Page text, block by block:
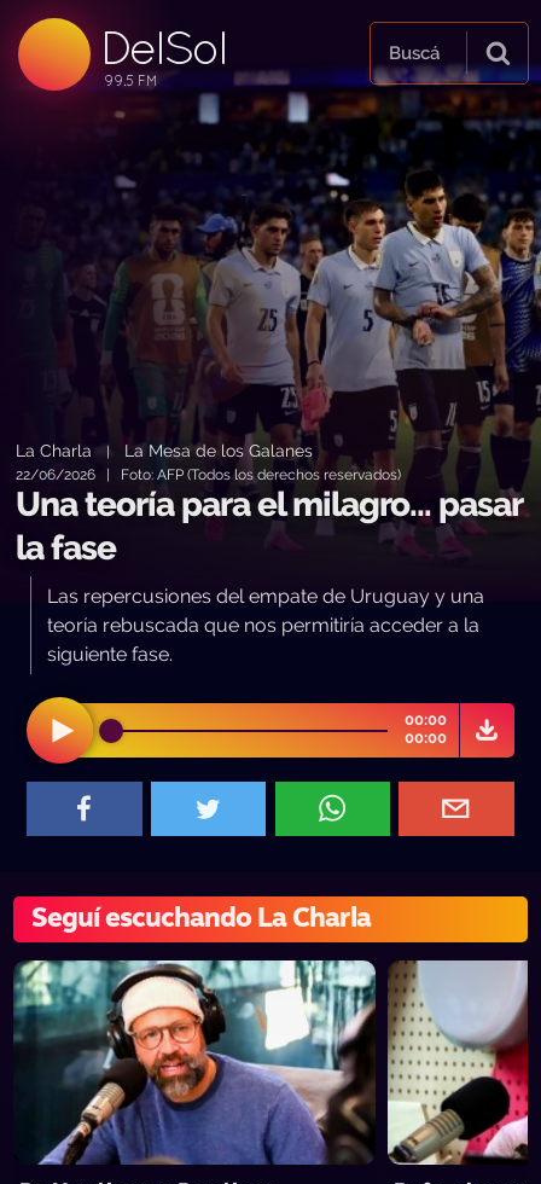
DelSol
99.5 FM
99.5 FM
99.5 FM
Buscá
La Charla La Mesa de los Galanes
22/06/2026 | Foto: AFP (Todos los derechos reservados)
Una teoría para el milagro... pasar
la fase
Las repercusiones del empate de Uruguay y una
teoría rebuscada que nos permitiría acceder a la
siguiente fase.
00:00
00:00
Seguí escuchando La Charla